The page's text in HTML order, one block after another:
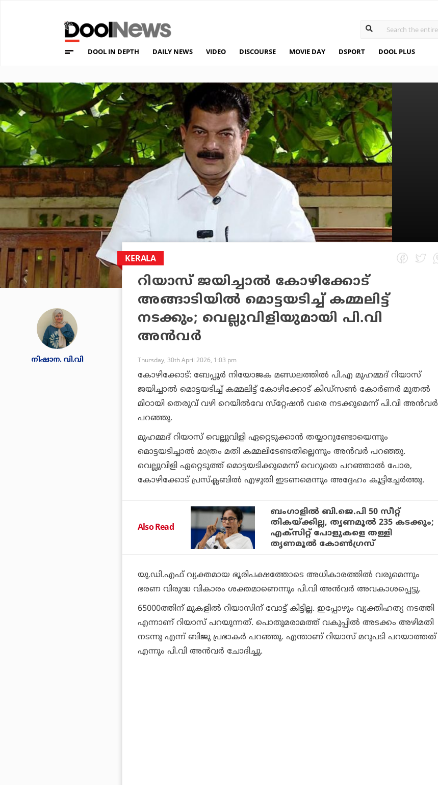
DOOL IN DEPTH DAILY NEWS VIDEO DISCOURSE MOVIE DAY DSPORT DOOL PLUS
നിഷാന. വി.വി
KERALA
റിയാസ് ജയിച്ചാല്‍ കോഴിക്കോട്
അങ്ങാടിയില്‍ മൊട്ടയടിച്ച് കമ്മലിട്ട്
നടക്കും; വെല്ലുവിളിയുമായി പി.വി
അന്‍വര്‍
Thursday, 30th April 2026, 1:03 pm
കോഴിക്കോട്: ബേപ്പൂര്‍ നിയോജക മണ്ഡലത്തില്‍ പി.എ മുഹമ്മദ് റിയാസ്
ജയിച്ചാല്‍ മൊട്ടയടിച്ച് കമ്മലിട്ട് കോഴിക്കോട് കിഡ്‌സണ്‍ കോര്‍ണര്‍ മുതല്‍
മിഠായി തെരുവ് വഴി റെയില്‍വേ സ്‌റ്റേഷന്‍ വരെ നടക്കുമെന്ന് പി.വി അന്‍വര്‍
പറഞ്ഞു.
മുഹമ്മദ് റിയാസ് വെല്ലുവിളി ഏറ്റെടുക്കാന്‍ തയ്യാറുണ്ടോയെന്നും
മൊട്ടയടിച്ചാല്‍ മാത്രം മതി കമ്മലിടേണ്ടതില്ലെന്നും അന്‍വര്‍ പറഞ്ഞു.
വെല്ലുവിളി ഏറ്റെടുത്ത് മൊട്ടയടിക്കുമെന്ന് വെറുതെ പറഞ്ഞാല്‍ പോര,
കോഴിക്കോട് പ്രസ്‌ക്ലബില്‍ എഴുതി ഇടണമെന്നും അദ്ദേഹം കൂട്ടിച്ചേര്‍ത്തു.
Also Read
ബംഗാളില്‍ ബി.ജെ.പി 50 സീറ്റ്
തികയ്ക്കില്ല, തൃണമൂല്‍ 235 കടക്കും;
എക്‌സിറ്റ് പോളുകളെ തള്ളി
തൃണമൂല്‍ കോണ്‍ഗ്രസ്
യു.ഡി.എഫ് വ്യക്തമായ ഭൂരിപക്ഷത്തോടെ അധികാരത്തില്‍ വരുമെന്നും
ഭരണ വിരുദ്ധ വികാരം ശക്തമാണെന്നും പി.വി അന്‍വര്‍ അവകാശപ്പെട്ടു.
65000ത്തിന് മുകളില്‍ റിയാസിന് വോട്ട് കിട്ടില്ല. ഇപ്പോഴും വ്യക്തിഹത്യ നടത്തി
എന്നാണ് റിയാസ് പറയുന്നത്. പൊതുമരാമത്ത് വകുപ്പില്‍ അടക്കം അഴിമതി
നടന്നു എന്ന് ബിജു പ്രഭാകര്‍ പറഞ്ഞു. എന്താണ് റിയാസ് മറുപടി പറയാത്തത്
എന്നും പി.വി അന്‍വര്‍ ചോദിച്ചു.